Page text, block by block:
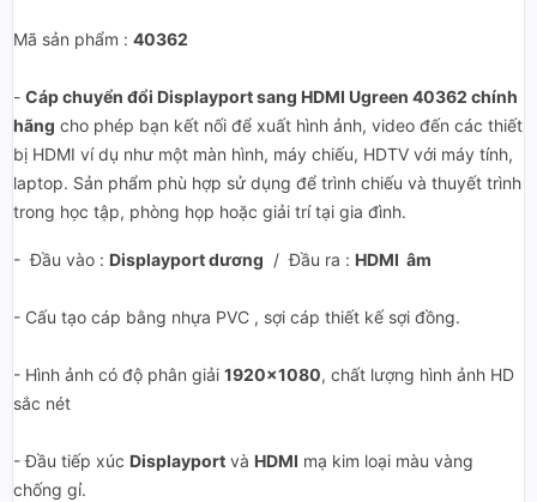
Mã sản phẩm : 40362
- Cáp chuyển đổi Displayport sang HDMI Ugreen 40362 chính
hãng cho phép bạn kết nối để xuất hình ảnh, video đến các thiết
bị HDMI ví dụ như một màn hình, máy chiếu, HDTV với máy tính,
laptop. Sản phẩm phù hợp sử dụng để trình chiếu và thuyết trình
trong học tập, phòng họp hoặc giải trí tại gia đình.
- Đầu vào : Displayport dương / Đầu ra : HDMI âm
- Cấu tạo cáp bằng nhựa PVC , sợi cáp thiết kế sợi đồng.
- Hình ảnh có độ phân giải 1920x1080, chất lượng hình ảnh HD
sắc nét
- Đầu tiếp xúc Displayport và HDMI mạ kim loại màu vàng
chống gỉ.